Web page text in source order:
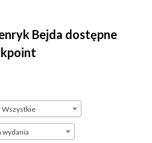
Bejda dostępne
Wszystkie
wydania